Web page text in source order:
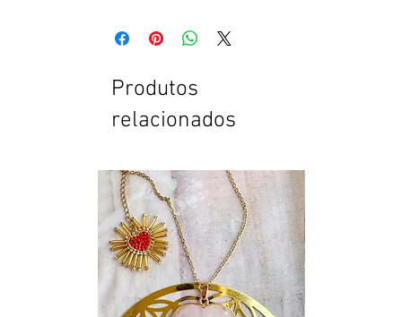
Produtos
relacionados